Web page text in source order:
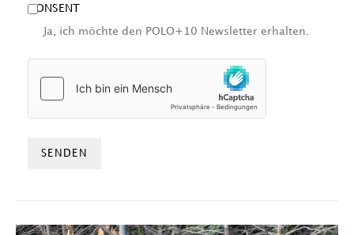
CONSENT
Ja, ich möchte den POLO+10 Newsletter erhalten.